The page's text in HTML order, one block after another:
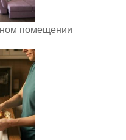
помещении